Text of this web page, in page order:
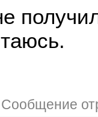
Сообщение